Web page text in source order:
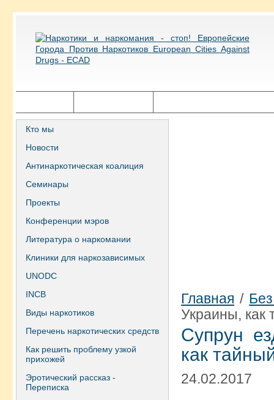
Кто мы
Новости
Антинаркотическая коалиция
Семинары
Проекты
Конференции мэров
Литература о наркомании
Клиники для наркозависимых
UNODC
INCB
Виды наркотиков
Перечень наркотических средств
Как решить проблему узкой
прихожей
Эротический рассказ -
Переписка
Главная /
Украины, как
Супрун
как
24.02.2017